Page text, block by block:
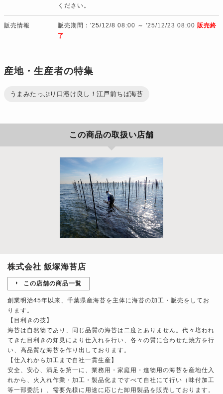
ください。
販売情報 販売期間：'25/12/8 08:00 ～ '25/12/23 08:00 販売終
了
産地・生産者の特集
うまみたっぷり口溶け良し！江戸前ちば海苔
この商品の取扱い店舗
株式会社 飯塚海苔店
この店舗の商品一覧
創業明治45年以来、千葉県産海苔を主体に海苔の加工・販売をしてお
ります。
【目利きの技】
海苔は自然物であり、同じ品質の海苔は二度とありません。代々培われ
てきた目利きの知見により仕入れを行い、各々の質に合わせた焼方を行
い、高品質な海苔を作り出しております。
【仕入れから加工まで自社一貫生産】
安全、安心、満足を第一に、業務用・家庭用・進物用の海苔を産地仕入
れから、火入れ作業・加工・製品化まですべて自社にて行い（味付加工
等一部委託）、需要先様に用途に応じた卸用製品を販売しております。